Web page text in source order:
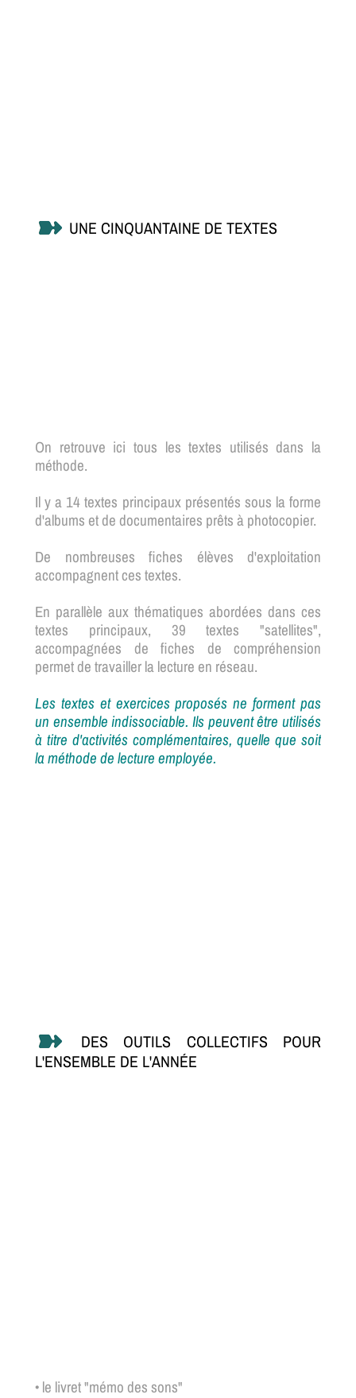
UNE CINQUANTAINE DE TEXTES
On retrouve ici tous les textes utilisés dans la
méthode.
Il y a 14 textes principaux présentés sous la forme
d'albums et de documentaires prêts à photocopier.
De nombreuses fiches élèves d'exploitation
accompagnent ces textes.
En parallèle aux thématiques abordées dans ces
textes principaux, 39 textes "satellites",
accompagnées de fiches de compréhension
permet de travailler la lecture en réseau.
Les textes et exercices proposésne forment pas
un ensemble indissociable. Ils peuvent être utilisés
à titre d'activités complémentaires, quelle que soit
la méthode de lecture employée.
DES OUTILS COLLECTIFS POUR
L'ENSEMBLE DE L'ANNÉE
• le livret "mémo des sons"